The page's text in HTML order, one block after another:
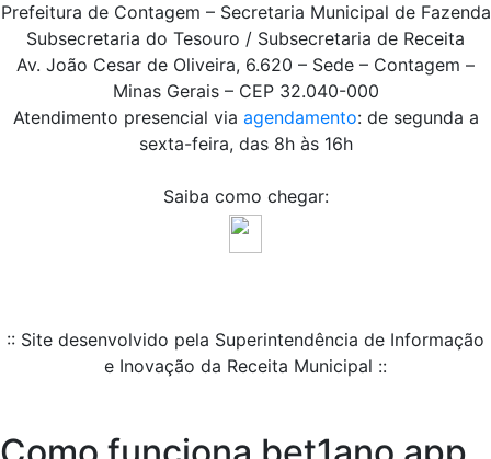
Prefeitura de Contagem – Secretaria Municipal de Fazenda
Subsecretaria do Tesouro / Subsecretaria de Receita
Av. João Cesar de Oliveira, 6.620 – Sede – Contagem –
Minas Gerais – CEP 32.040-000
Atendimento presencial via agendamento: de segunda a
sexta-feira, das 8h às 16h
Saiba como chegar:
:: Site desenvolvido pela Superintendência de Informação
e Inovação da Receita Municipal ::